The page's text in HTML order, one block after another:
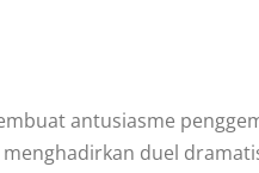
antusiasme
duel